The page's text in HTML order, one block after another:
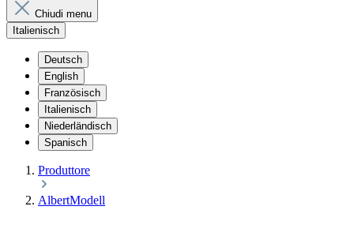
Chiudi menu
Italienisch
Deutsch
English
Französisch
Italienisch
Niederländisch
Spanisch
Produttore
AlbertModell